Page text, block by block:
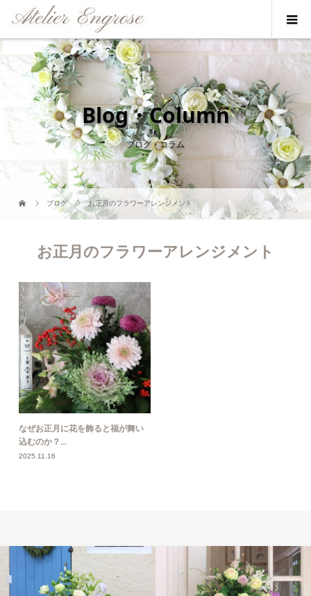
Blog・Column
ブログ・コラム
ブログ お正月のフラワーアレンジメント
お正月のフラワーアレンジメント
なぜお正月に花を飾ると福が舞い
込むのか？...
2025.11.16